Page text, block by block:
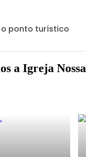
ponto turístico
a Igreja Nossa